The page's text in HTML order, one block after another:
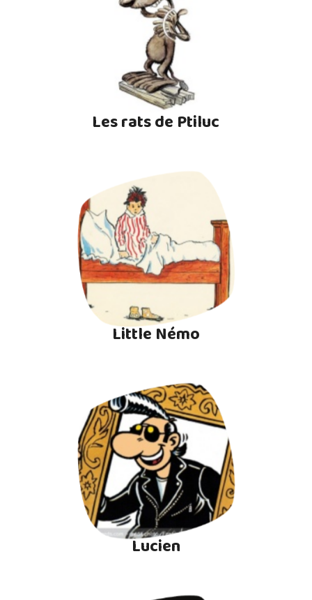
Les rats de Ptiluc
Little Némo
Lucien